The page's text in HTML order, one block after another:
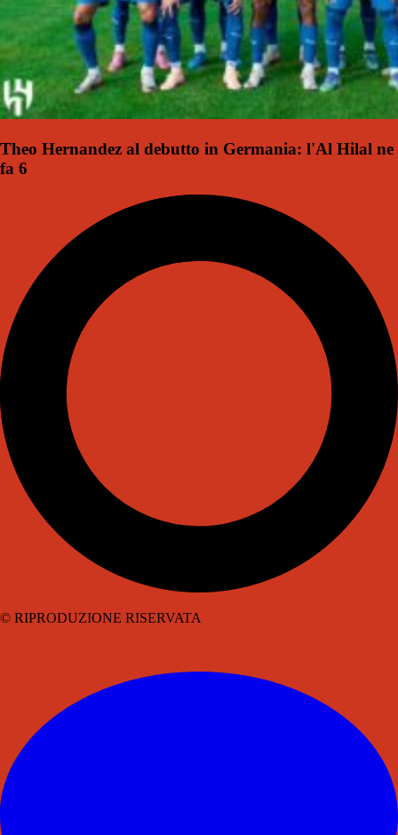
Theo Hernandez al debutto in Germania: l'Al Hilal ne
fa 6
© RIPRODUZIONE RISERVATA